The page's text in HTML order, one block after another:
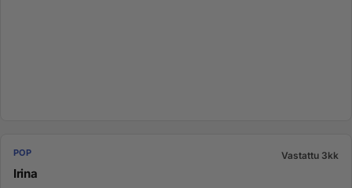
POP Vastattu 3kk
Irina